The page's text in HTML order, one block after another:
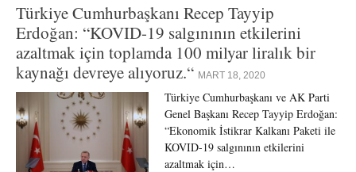
Türkiye Cumhurbaşkanı Recep Tayyip
Erdoğan: “KOVID-19 salgınının etkilerini
azaltmak için toplamda 100 milyar liralık bir
kaynağı devreye alıyoruz.“ MART 18, 2020
Türkiye Cumhurbaşkanı ve AK Parti
Genel Başkanı Recep Tayyip Erdoğan:
“Ekonomik İstikrar Kalkanı Paketi ile
KOVID-19 salgınının etkilerini
azaltmak için…